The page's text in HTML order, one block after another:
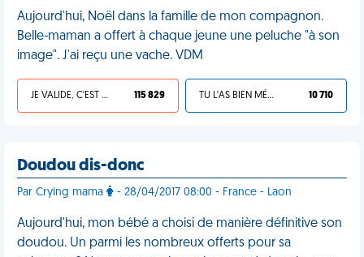
Aujourd'hui, Noël dans la famille de mon compagnon.
Belle-maman a offert à chaque jeune une peluche "à son
image". J'ai reçu une vache. VDM
JE VALIDE, C'EST UNE VDM 115 829 TU L'AS BIEN MÉRITÉ 10 710
Doudou dis-donc
Par Crying mama - 28/04/2017 08:00 - France - Laon
Aujourd'hui, mon bébé a choisi de manière définitive son
doudou. Un parmi les nombreux offerts pour sa